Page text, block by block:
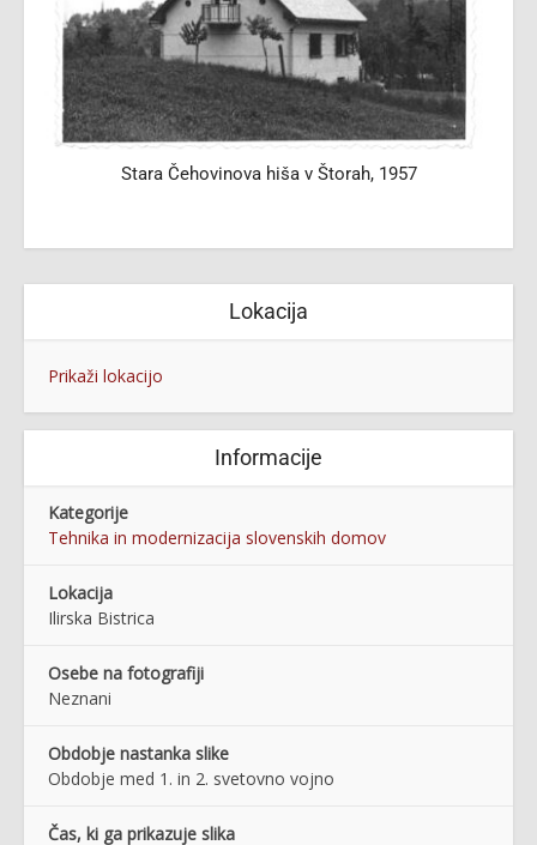
Stara Čehovinova hiša v Štorah, 1957
Lokacija
Prikaži lokacijo
Informacije
Kategorije
Tehnika in modernizacija slovenskih domov
Lokacija
Ilirska Bistrica
Osebe na fotografiji
Neznani
Obdobje nastanka slike
Obdobje med 1. in 2. svetovno vojno
Čas, ki ga prikazuje slika